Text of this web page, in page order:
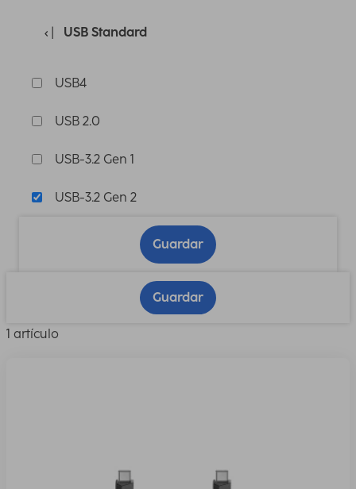
USB Standard
USB4
USB 2.0
USB-3.2 Gen 1
USB-3.2 Gen 2
Guardar
Guardar
1 artículo